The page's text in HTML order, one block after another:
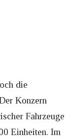
die
Konzern
Fahrzeuge
Einheiten. Im